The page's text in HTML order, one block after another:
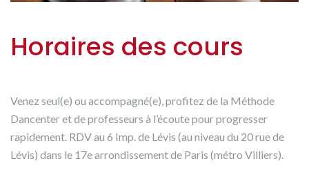
Horaires des cours
Venez seul(e) ou accompagné(e), profitez de la Méthode
Dancenter et de professeurs à l’écoute pour progresser
rapidement. RDV au 6 Imp. de Lévis (au niveau du 20 rue de
Lévis) dans le 17e arrondissement de Paris (métro Villiers).